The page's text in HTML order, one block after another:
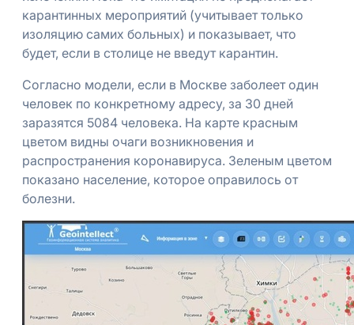
карантинных мероприятий (учитывает только
изоляцию самих больных) и показывает, что
будет, если в столице не введут карантин.
Согласно модели, если в Москве заболеет один
человек по конкретному адресу, за 30 дней
заразятся 5084 человека. На карте красным
цветом видны очаги возникновения и
распространения коронавируса. Зеленым цветом
показано население, которое оправилось от
болезни.